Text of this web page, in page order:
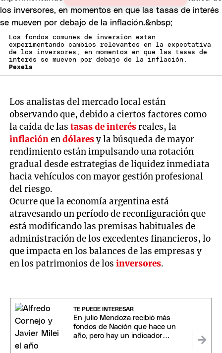
Los fondos comunes de inversión están
experimentando cambios relevantes en la expectativa
de los inversores, en momentos en que las tasas de
interés se mueven por debajo de la inflación.
Pexels
Los analistas del mercado local están
observando que, debido a ciertos factores como
la caída de lastasas de interésreales, la
inflaciónendólaresy la búsqueda de mayor
rendimiento están impulsando una rotación
gradual desde estrategias de liquidez inmediata
hacia vehículos con mayor gestión profesional
del riesgo.
Ocurre que la economía argentina está
atravesando un período de reconfiguración que
está modificando las premisas habituales de
administración de los excedentes financieros, lo
que impacta en los balances de las empresas y
en los patrimonios de losinversores.
TE PUEDE INTERESAR
En julio Mendoza recibió más
fondos de Nación que hace un
año, pero hay un indicador